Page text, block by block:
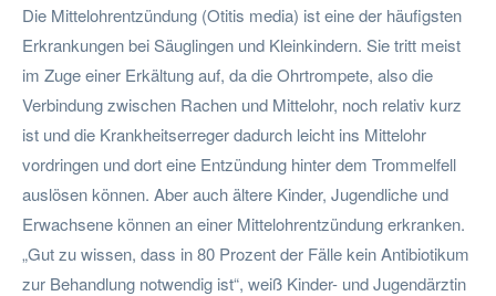
Die Mittelohrentzündung (Otitis media) ist eine der häufigsten
Erkrankungen bei Säuglingen und Kleinkindern. Sie tritt meist
im Zuge einer Erkältung auf, da die Ohrtrompete, also die
Verbindung zwischen Rachen und Mittelohr, noch relativ kurz
ist und die Krankheitserreger dadurch leicht ins Mittelohr
vordringen und dort eine Entzündung hinter dem Trommelfell
auslösen können. Aber auch ältere Kinder, Jugendliche und
Erwachsene können an einer Mittelohrentzündung erkranken.
„Gut zu wissen, dass in 80 Prozent der Fälle kein Antibiotikum
zur Behandlung notwendig ist“, weiß Kinder- und Jugendärztin